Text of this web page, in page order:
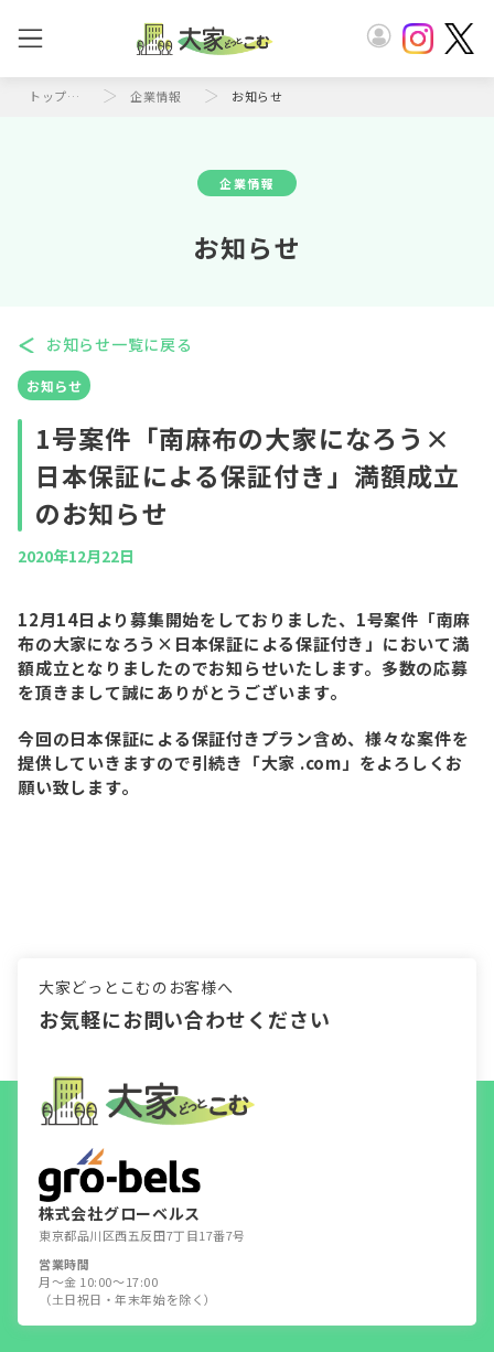
トップページ 企業情報 お知らせ
企業情報
お知らせ
お知らせ一覧に戻る
お知らせ
1号案件「南麻布の大家になろう×
日本保証による保証付き」満額成立
のお知らせ
2020年12月22日
12月14日より募集開始をしておりました、1号案件「南麻
布の大家になろう×日本保証による保証付き」において満
額成立となりましたのでお知らせいたします。多数の応募
を頂きまして誠にありがとうございます。
今回の日本保証による保証付きプラン含め、様々な案件を
提供していきますので引続き「大家 .com」をよろしくお
願い致します。
大家どっとこむのお客様へ
お気軽にお問い合わせください
株式会社グローベルス
東京都品川区西五反田7丁目17番7号
営業時間
月～金 10:00～17:00
（土日祝日・年末年始を除く）